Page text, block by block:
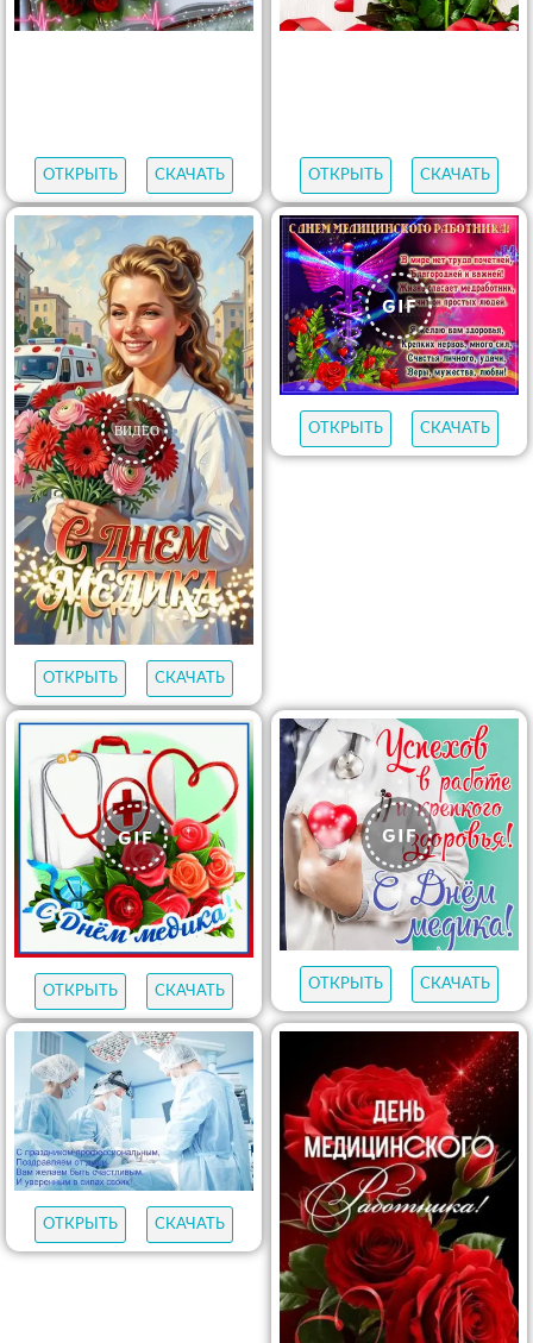
ОТКРЫТЬ СКАЧАТЬ ОТКРЫТЬ СКАЧАТЬ
ОТКРЫТЬ СКАЧАТЬ
ОТКРЫТЬ СКАЧАТЬ
ОТКРЫТЬ СКАЧАТЬ ОТКРЫТЬ СКАЧАТЬ
ОТКРЫТЬ СКАЧАТЬ